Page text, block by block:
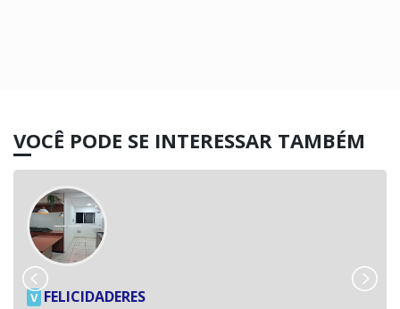
VOCÊ PODE SE INTERESSAR TAMBÉM
V FELICIDADERES